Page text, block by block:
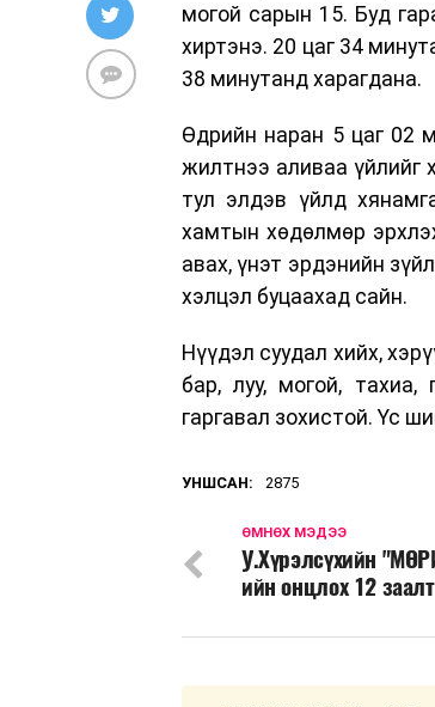
могой сарын 15. Буд
хиртэнэ. 20 цаг 34
38 минутанд харагдана.
Өдрийн наран 5 цаг 02
жилтнээ аливаа үйлийг
тул элдэв үйлд
хамтын хөдөлмөр
авах, үнэт эрдэнийн
хэлцэл буцаахад сайн.
Нүүдэл суудал хийх,
бар, луу, могой,
гаргавал зохистой. Үс
УНШСАН: 2875
ӨМНӨХ МЭДЭЭ
У.Хүрэлсүхийн
ийн онцлох 12 заалт